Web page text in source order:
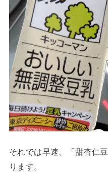
それでは早速、「甜杏仁
ります。